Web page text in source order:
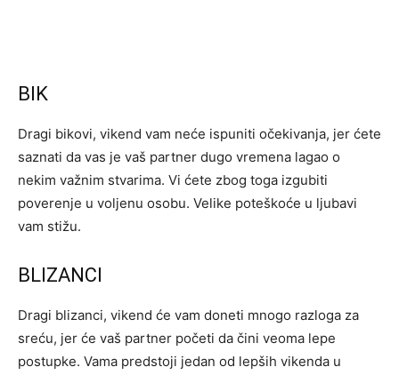
BIK
Dragi bikovi, vikend vam neće ispuniti očekivanja, jer ćete
saznati da vas je vaš partner dugo vremena lagao o
nekim važnim stvarima. Vi ćete zbog toga izgubiti
poverenje u voljenu osobu. Velike poteškoće u ljubavi
vam stižu.
BLIZANCI
Dragi blizanci, vikend će vam doneti mnogo razloga za
sreću, jer će vaš partner početi da čini veoma lepe
postupke. Vama predstoji jedan od lepših vikenda u